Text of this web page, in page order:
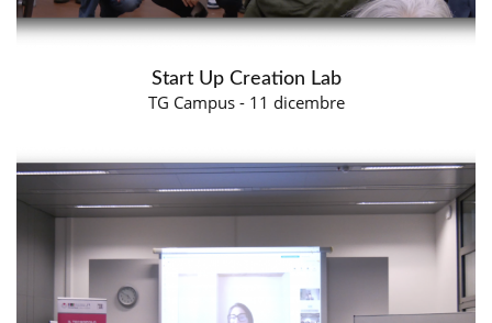
Start Up Creation Lab
TG Campus - 11 dicembre